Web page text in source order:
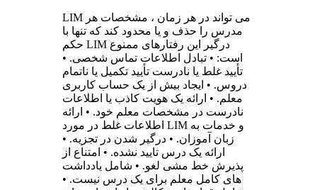
LIM می تواند در هر زمان ، مشخصات هر
مدرس را حذف و یا محدود كند كه تنها با
حكم LIM درگیر این رفتارهای ممنوع
است: • تبادل اطلاعات تماس شخصی. •
تأیید غلط یا نادرست تأیید تکمیل یا ناتمام
دروس. • ایجاد بیش از یک حساب کاربری
معلم. • ارائه یک هویت کاذب یا اطلاعات
نادرست در مشخصات معلم خود. • ارائه
اطلاعات غلط در مورد LIM و خدمات به
زبان آموزان. • درگیر شدن در تجزیه. •
ارائه یک درس تایید نشده. • امتناع از
پذیرش خط مشی لغو. • شامل یادداشت
های کامل معلم برای یک درس نیست. •